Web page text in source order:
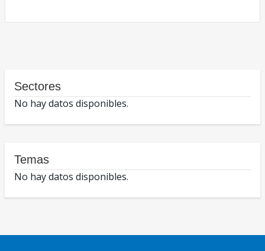
Sectores
No hay datos disponibles.
Temas
No hay datos disponibles.